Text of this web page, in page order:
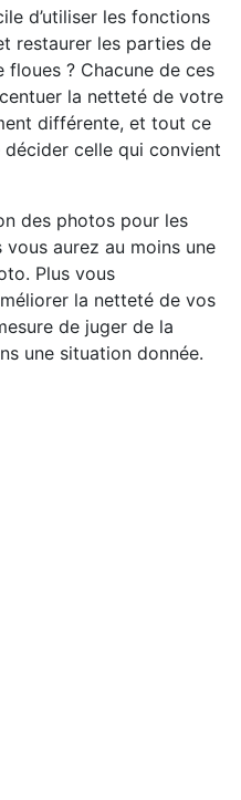
d’utiliser les fonctions
restaurer les parties de
? Chacune de ces
la netteté de votre
différente, et tout ce
celle qui convient
des photos pour les
aurez au moins une
Plus vous
la netteté de vos
de juger de la
une situation donnée.